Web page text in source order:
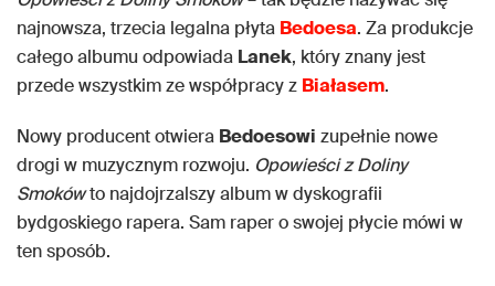
najnowsza, trzecia legalna płyta Bedoesa. Za produkcje
całego albumu odpowiada Lanek, który znany jest
przede wszystkim ze współpracy z Białasem.
Nowy producent otwiera Bedoesowi zupełnie nowe
drogi w muzycznym rozwoju. Opowieści z Doliny
Smokówto najdojrzalszy album w dyskografii
bydgoskiego rapera. Sam raper o swojej płycie mówi w
ten sposób.